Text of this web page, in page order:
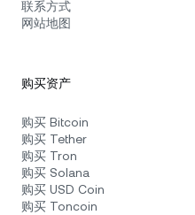
联系方式
网站地图
购买资产
购买 Bitcoin
购买 Tether
购买 Tron
购买 Solana
购买 USD Coin
购买 Toncoin